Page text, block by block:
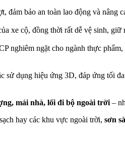
đảm bảo an toàn lao động và nâng
xe cộ, đồng thời rất dễ vệ sinh, giữ
nghiêm ngặt cho ngành thực
sử dụng hiệu ứng 3D, đáp ứng tối
mái nhà, lối đi bộ ngoài trời –
hay các khu vực ngoài trời, sơn